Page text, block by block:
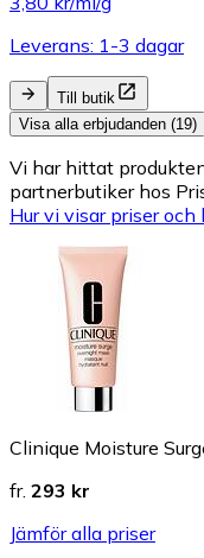
Leverans: 1-3 dagar
Till butik
Visa alla erbjudanden (19)
Vi har hittat
partnerbutiker hos
Hur vi visar priser och
Clinique Moisture
fr. 293 kr
Jämför alla priser